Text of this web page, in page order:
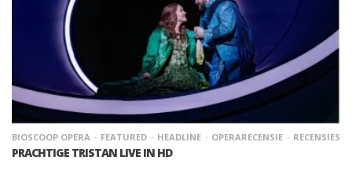
BIOSCOOP OPERA FEATURED HEADLINE OPERARECENSIE RECENSIES
PRACHTIGE TRISTAN LIVE IN HD